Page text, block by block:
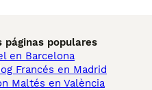
páginas populares
en Barcelona
Francés en Madrid
Maltés en València